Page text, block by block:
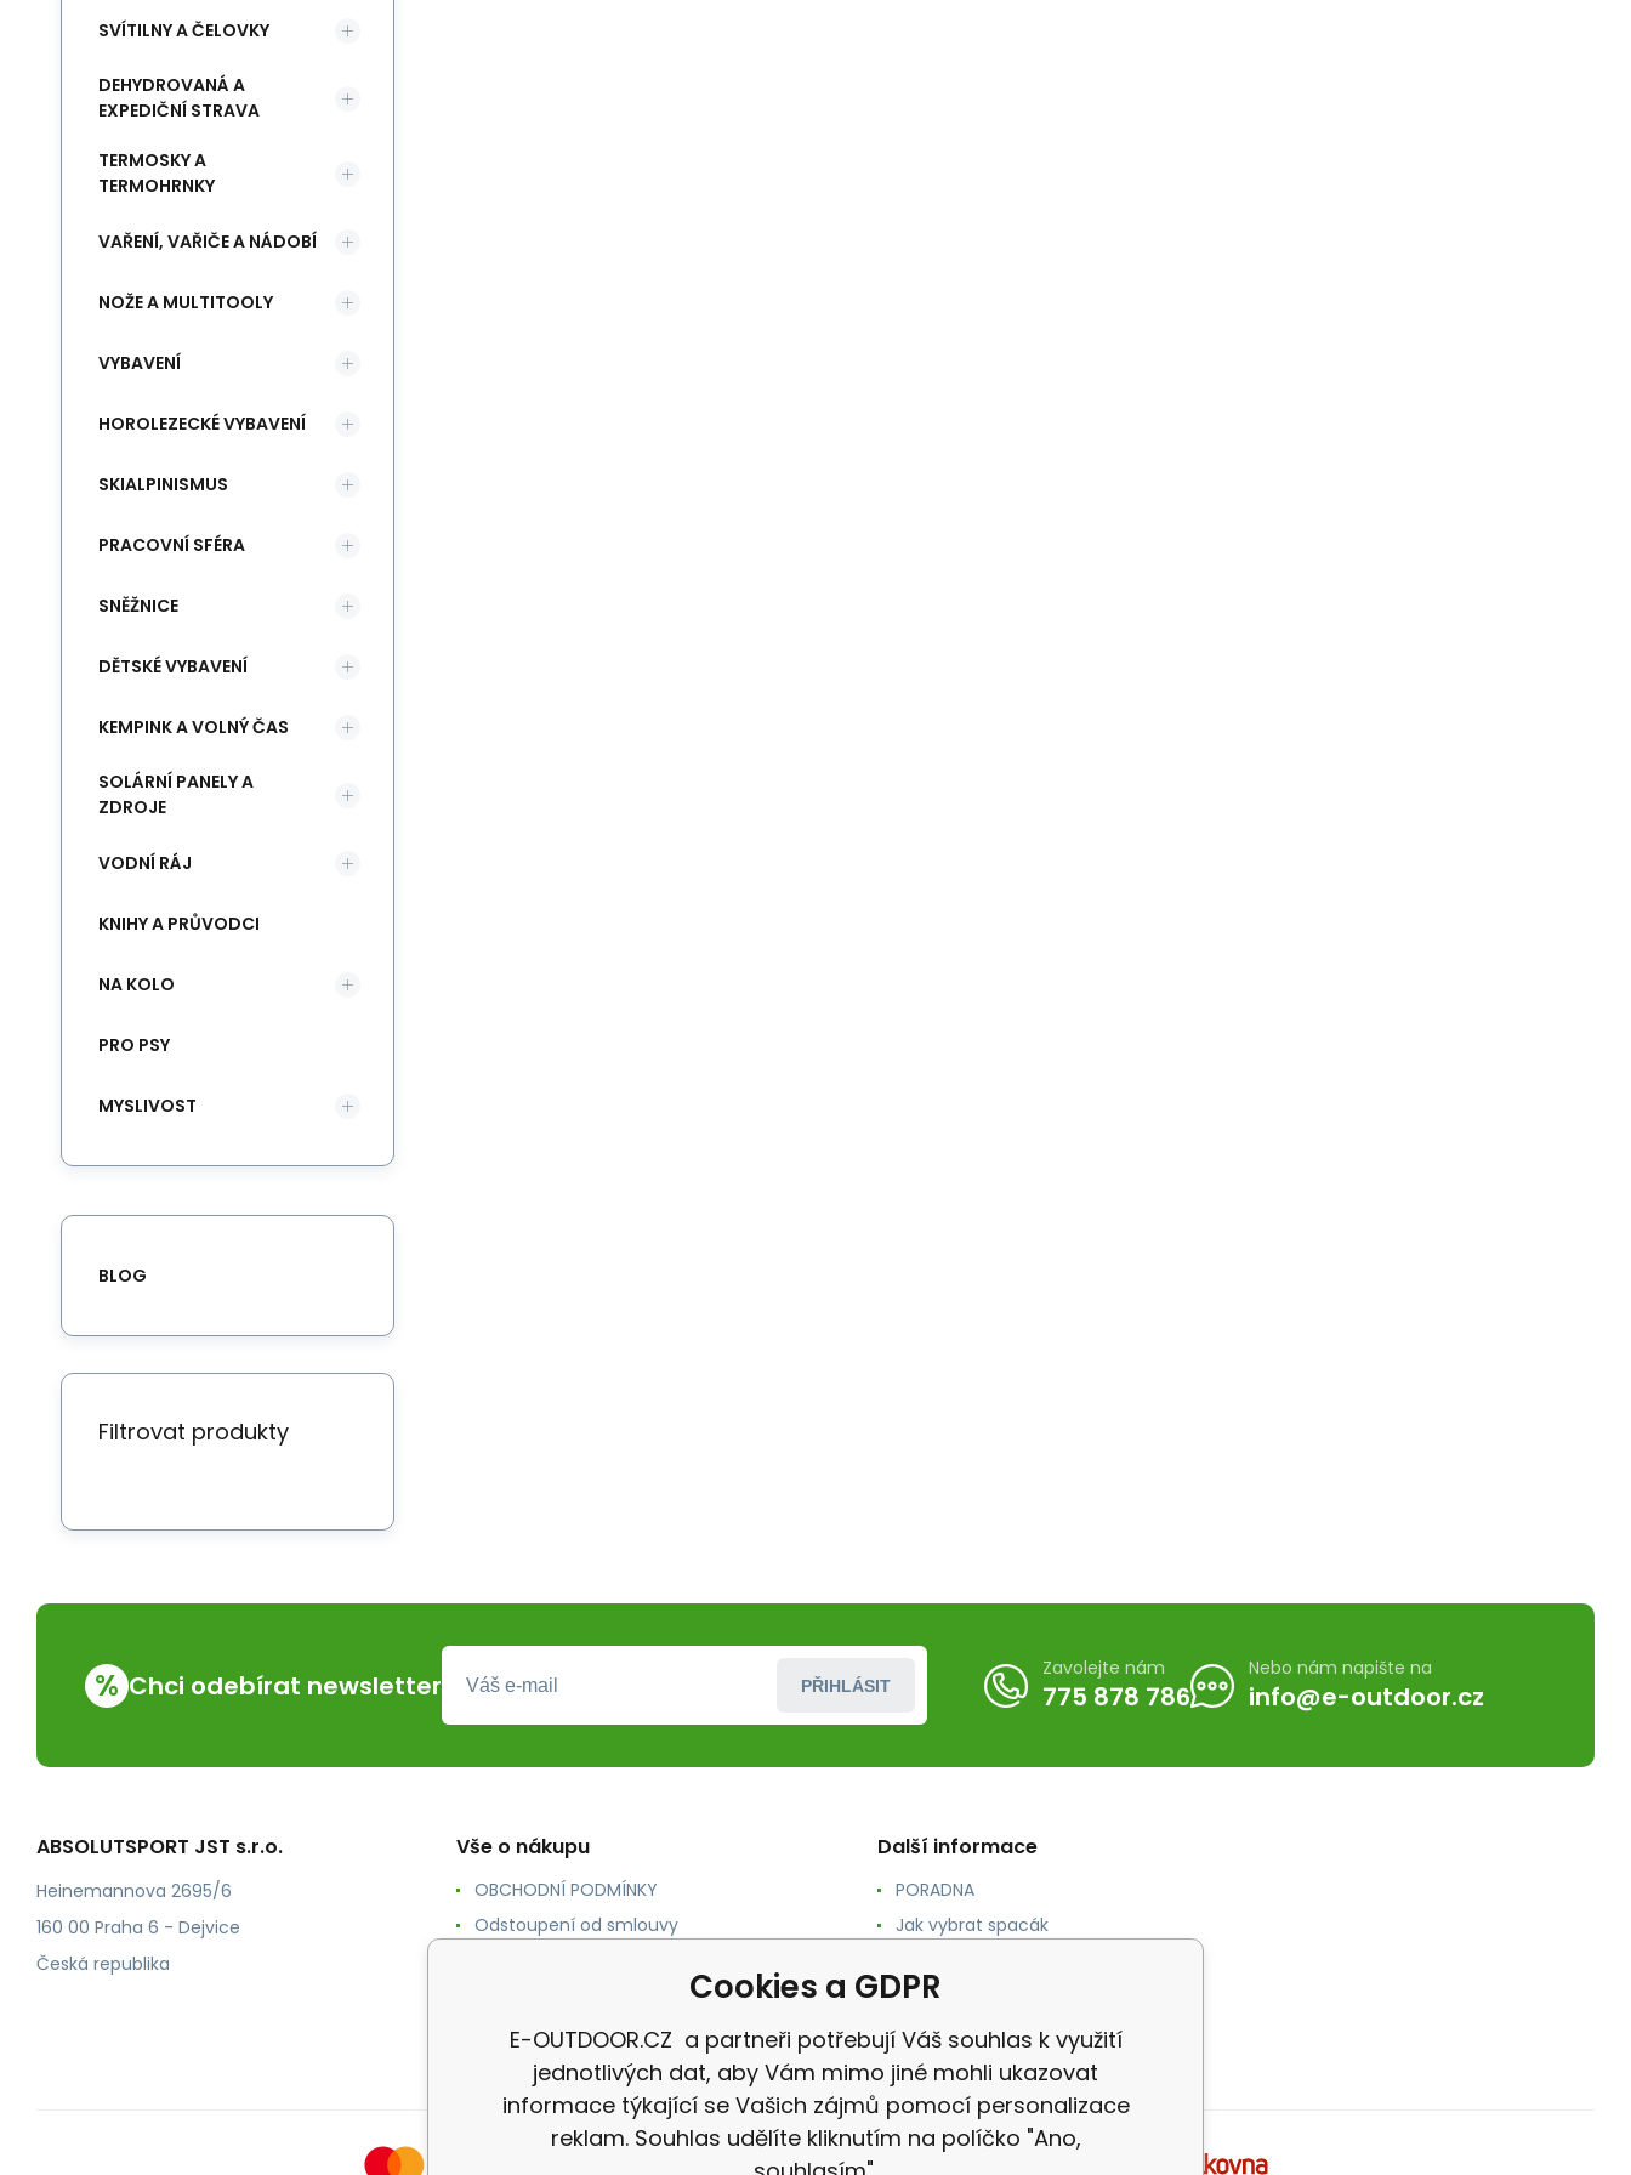
SVÍTILNY A ČELOVKY
DEHYDROVANÁ A
EXPEDIČNÍ STRAVA
TERMOSKY A
TERMOHRNKY
VAŘENÍ, VAŘIČE A NÁDOBÍ
NOŽE A MULTITOOLY
VYBAVENÍ
HOROLEZECKÉ VYBAVENÍ
SKIALPINISMUS
PRACOVNÍ SFÉRA
SNĚŽNICE
DĚTSKÉ VYBAVENÍ
KEMPINK A VOLNÝ ČAS
SOLÁRNÍ PANELY A
ZDROJE
VODNÍ RÁJ
KNIHY A PRŮVODCI
NA KOLO
PRO PSY
MYSLIVOST
BLOG
Filtrovat produkty
% Chci odebírat newsletter PŘIHLÁSIT
Zavolejte nám
775 878 786
Nebo nám napište na
info@e-outdoor.cz
ABSOLUTSPORT JST s.r.o.
Heinemannova 2695/6
160 00 Praha 6 - Dejvice
Česká republika
Vše o nákupu
OBCHODNÍ PODMÍNKY
Odstoupení od smlouvy
Ochrana osobních údajů
Další informace
PORADNA
Jak vybrat spacák
Jak vybrat karimatku
Reklamace
Cookies a GDPR
E-OUTDOOR.CZ a partneři potřebují Váš souhlas k využití
jednotlivých dat, aby Vám mimo jiné mohli ukazovat
informace týkající se Vašich zájmů pomocí personalizace
reklam. Souhlas udělíte kliknutím na políčko "Ano,